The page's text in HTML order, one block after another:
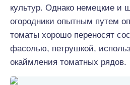
культур. Однако немецкие и
огородники опытным путем
томаты хорошо переносят
фасолью, петрушкой,
окаймления томатных рядов.